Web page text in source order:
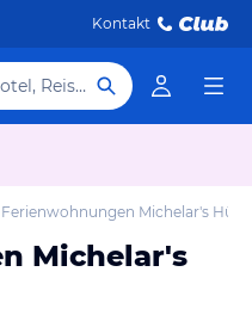
Kontakt
Hotel, Reiseziel
Ferienwohnungen Michelar's Hüs
Michelar's